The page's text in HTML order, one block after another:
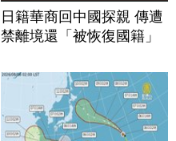
日籍華商回中國探親 傳遭
禁離境還「被恢復國籍」